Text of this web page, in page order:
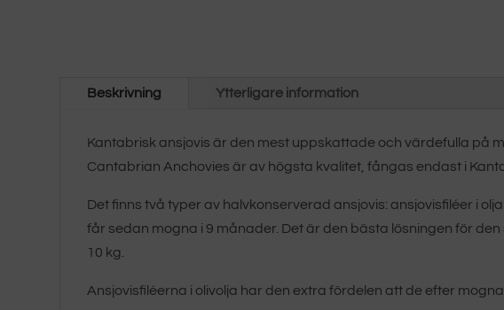
Beskrivning Ytterligare information
Kantabrisk ansjovis är den mest uppskattade och värdefulla på
Cantabrian Anchovies är av högsta kvalitet, fångas endast i
Det finns två typer av halvkonserverad ansjovis: ansjovisfiléer i
får sedan mogna i 9 månader. Det är den bästa lösningen för
10 kg.
Ansjovisfiléerna i olivolja har den extra fördelen att de efter